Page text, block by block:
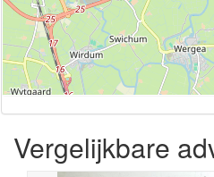
Vergelijkbare